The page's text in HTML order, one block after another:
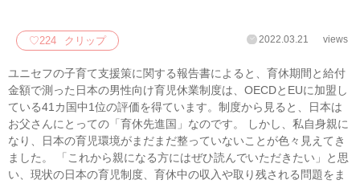
♡224 クリップ 2022.03.21 views
ユニセフの子育て支援策に関する報告書によると、育休期間と給付
金額で測った日本の男性向け育児休業制度は、OECDとEUに加盟し
ている41カ国中1位の評価を得ています。制度から見ると、日本は
お父さんにとっての「育休先進国」なのです。 しかし、私自身親に
なり、日本の育児環境がまだまだ整っていないことが色々見えてき
ました。 「これから親になる方にはぜひ読んでいただきたい」と思
い、現状の日本の育児制度、育休中の収入や取り残される問題をま